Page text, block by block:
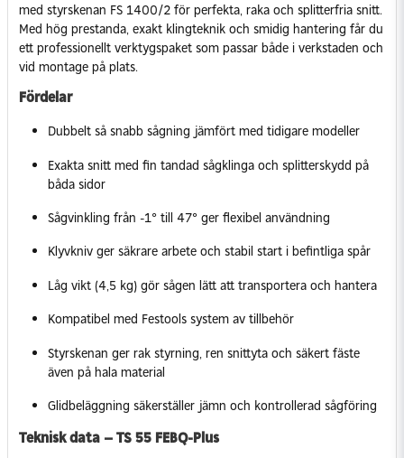
med styrskenan FS 1400/2 för perfekta, raka och splitterfria snitt.
Med hög prestanda, exakt klingteknik och smidig hantering får du
ett professionellt verktygspaket som passar både i verkstaden och
vid montage på plats.
Fördelar
Dubbelt så snabb sågning jämfört med tidigare modeller
Exakta snitt med fin tandad sågklinga och splitterskydd på
båda sidor
Sågvinkling från -1° till 47° ger flexibel användning
Klyvkniv ger säkrare arbete och stabil start i befintliga spår
Låg vikt (4,5 kg) gör sågen lätt att transportera och hantera
Kompatibel med Festools system av tillbehör
Styrskenan ger rak styrning, ren snittyta och säkert fäste
även på hala material
Glidbeläggning säkerställer jämn och kontrollerad sågföring
Teknisk data – TS 55 FEBQ-Plus